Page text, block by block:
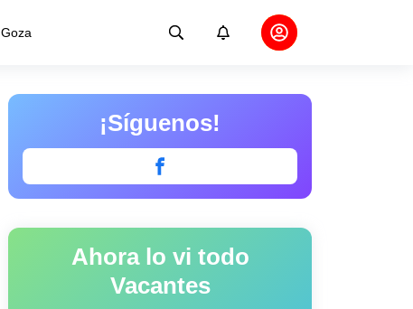
Goza
¡Síguenos!
Ahora lo vi todo
Vacantes